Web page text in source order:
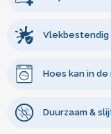
Vlekbestendig
Hoes kan in
Duurzaam &